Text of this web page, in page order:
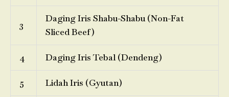
3
Daging Iris Shabu-Shabu (Non-Fat
Sliced Beef)
4 Daging Iris Tebal (Dendeng)
5 Lidah Iris (Gyutan)